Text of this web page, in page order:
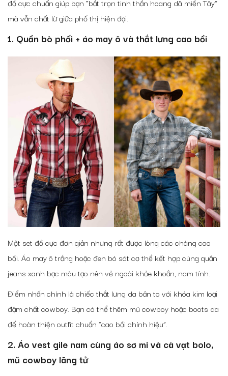
đồ cực chuẩn giúp bạn “bắt trọn tinh thần hoang dã miền Tây”
mà vẫn chất lừ giữa phố thị hiện đại.
1. Quần bò phối + áo may ô và thắt lưng cao bồi
Một set đồ cực đơn giản nhưng rất được lòng các chàng cao
bồi. Áo may ô trắng hoặc đen bó sát cơ thể kết hợp cùng quần
jeans xanh bạc màu tạo nên vẻ ngoài khỏe khoắn, nam tính.
Điểm nhấn chính là chiếc thắt lưng da bản to với khóa kim loại
đậm chất cowboy. Bạn có thể thêm mũ cowboy hoặc boots da
để hoàn thiện outfit chuẩn “cao bồi chính hiệu”.
2. Áo vest gile nam cùng áo sơ mi và cà vạt bolo,
mũ cowboy lãng tử